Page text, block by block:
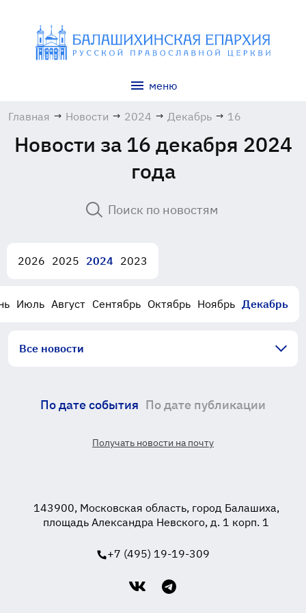
меню
Главная → Новости → 2024 → Декабрь → 16
Новости за 16 декабря 2024
года
2026 2025 2024 2023
Июль Август Сентябрь Октябрь Ноябрь Декабрь
Все новости
По дате события По дате публикации
Получать новости на почту
143900, Московская область, город Балашиха,
площадь Александра Невского, д. 1 корп. 1
+7 (495) 19-19-309